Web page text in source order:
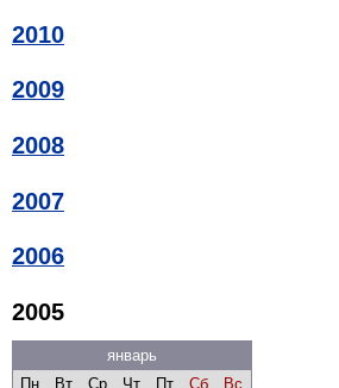
2010
2009
2008
2007
2006
2005
январь
Пн
Вт Ср Чт Пт Сб Вс